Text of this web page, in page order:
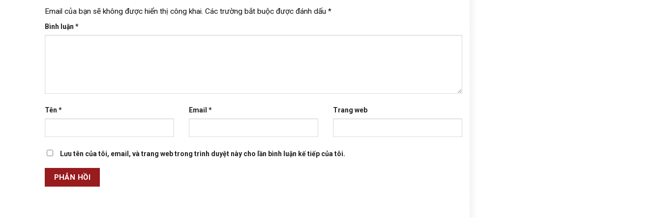
Email của bạn sẽ không được hiển thị công khai. Các trường bắt buộc được đánh dấu *
Bình luận *
Tên * Email * Trang web
Lưu tên của tôi, email, và trang web trong trình duyệt này cho lần bình luận kế tiếp của tôi.